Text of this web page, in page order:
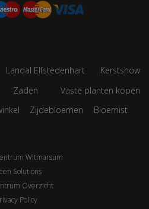
Landal Elfstedenhart
Kerstshow
Zaden
Vaste planten kopen
Zijdebloemen Bloemist
Witmarsum
Solutions
Overzicht
Policy